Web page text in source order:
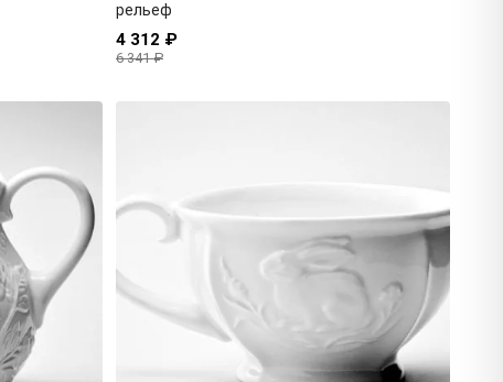
рельеф
4 312 ₽
6 341 ₽